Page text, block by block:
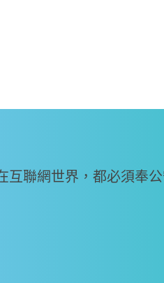
聯網世界，都必須奉